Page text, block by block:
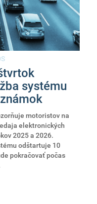
systému
motoristov na
elektronických
2025 a 2026.
odštartuje 10
pokračovať počas